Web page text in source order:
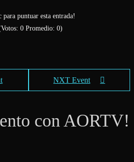
para puntuar esta entrada!
0 Promedio: 0)
NXT Event
con AORTV!